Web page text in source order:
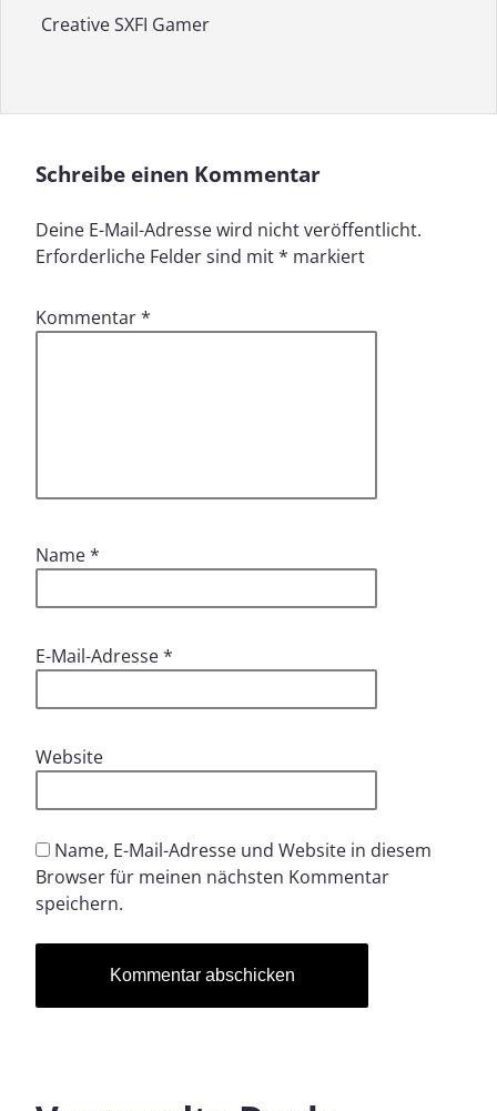
Creative SXFI Gamer
Schreibe einen Kommentar
Deine E-Mail-Adresse wird nicht veröffentlicht.
Erforderliche Felder sind mit* markiert
Kommentar*
Name*
E-Mail-Adresse*
Website
Name, E-Mail-Adresse und Website in diesem
Browser für meinen nächsten Kommentar
speichern.